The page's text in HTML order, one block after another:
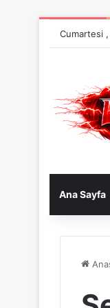
Cumartesi
Ana Sayfa